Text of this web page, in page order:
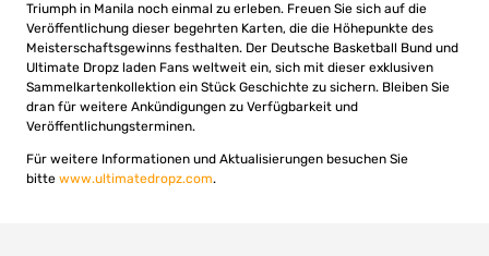
Triumph in Manila noch einmal zu erleben. Freuen Sie sich auf die
Veröffentlichung dieser begehrten Karten, die die Höhepunkte des
Meisterschaftsgewinns festhalten. Der Deutsche Basketball Bund und
Ultimate Dropz laden Fans weltweit ein, sich mit dieser exklusiven
Sammelkartenkollektion ein Stück Geschichte zu sichern. Bleiben Sie
dran für weitere Ankündigungen zu Verfügbarkeit und
Veröffentlichungsterminen.
Für weitere Informationen und Aktualisierungen besuchen Sie
bitte www.ultimatedropz.com.